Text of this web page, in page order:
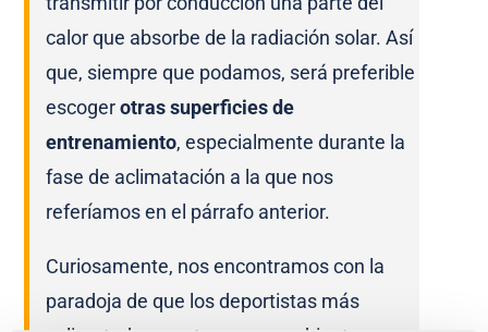
calor que absorbe de la radiación solar. Así
que, siempre que podamos, será preferible
escogerotras superficies de
entrenamiento, especialmente durante la
fase de aclimatación a la que nos
referíamos en el párrafo anterior.
Curiosamente, nos encontramos con la
paradoja de que los deportistas más